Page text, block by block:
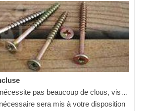
pas beaucoup de clous, vis…
sera mis à votre disposition